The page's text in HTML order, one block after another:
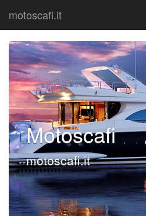
motoscafi.it
Motoscafi
motoscafi.it